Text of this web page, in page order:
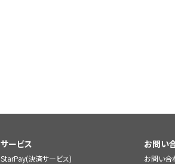
サービス
StarPay(決済サービス)
お問い
お問い合